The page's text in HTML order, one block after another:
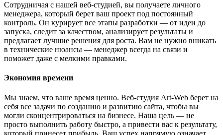
Сотрудничая с нашей веб-студией, вы получаете личного
менеджера, который берет ваш проект под постоянный
контроль. Он курирует все этапы разработки — от идеи до
запуска, следит за качеством, анализирует результаты и
предлагает лучшие решения для роста. Вам не нужно вникать
в технические нюансы — менеджер всегда на связи и
поможет даже с мелкими правками.
Экономия времени
Мы знаем, что ваше время ценно. Веб-студия Art-Web берет на
себя все задачи по созданию и развитию сайта, чтобы вы
могли сконцентрироваться на бизнесе. Наша цель — не
просто выполнить работу быстро, а привести вас к результату,
который принесет прибыль. Ваш успех напрямую означает